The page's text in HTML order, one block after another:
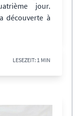
jour.
découverte à
LESEZEIT: 1 MIN